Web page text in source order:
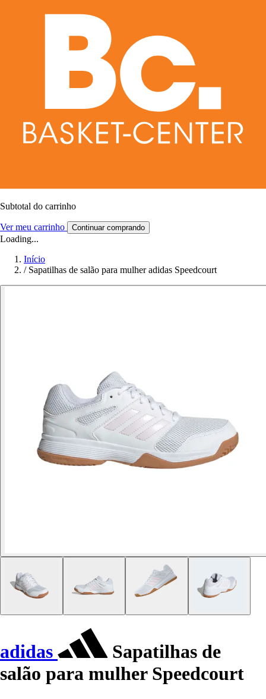
Subtotal do carrinho
Ver meu carrinho Continuar comprando
Loading...
Início
/ Sapatilhas de salão para mulher adidas Speedcourt
adidas
Sapatilhas de
salão para mulher Speedcourt